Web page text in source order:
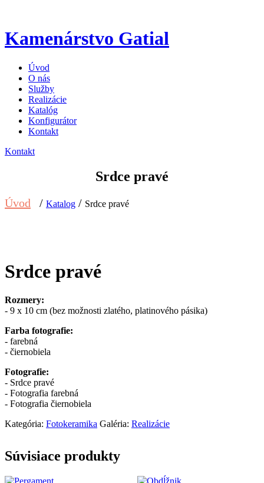
Kamenárstvo Gatial
Úvod
O nás
Služby
Realizácie
Katalóg
Konfigurátor
Kontakt
Kontakt
Srdce pravé
Úvod / Katalog / Srdce pravé
Srdce pravé
Rozmery:
- 9 x 10 cm (bez možnosti zlatého, platinového pásika)
Farba fotografie:
- farebná
- čiernobiela
Fotografie:
- Srdce pravé
- Fotografia farebná
- Fotografia čiernobiela
Kategória: Fotokeramika Galéria: Realizácie
Súvisiace produkty